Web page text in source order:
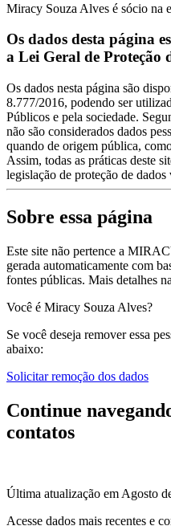
Miracy Souza Alves é sócio na
Os dados desta página
a Lei Geral de Proteção
Os dados nesta página são
8.777/2016, podendo ser
Públicos e pela sociedade.
não são considerados dados
quando de origem pública,
Assim, todas as práticas deste
legislação de proteção de
Sobre essa página
Este site não pertence a
gerada automaticamente com
fontes públicas. Mais detalhes
Você é Miracy Souza Alves?
Se você deseja remover essa
abaixo:
Solicitar remoção dos dados
Continue
contatos
Última atualização em Agosto
Acesse dados mais recentes e